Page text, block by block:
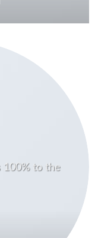
100% to the